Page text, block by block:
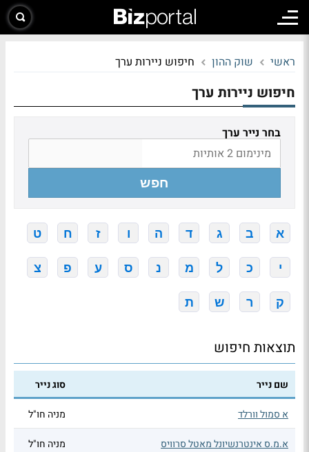
ראשי שוק ההון חיפוש ניירות ערך
חיפוש ניירות ערך
בחר נייר ערך
חפש
א ב ג ד ה ו ז ח ט
י כ ל מ נ ס ע פ צ
ק ר ש ת
תוצאות חיפוש
שם נייר סוג נייר
א סמול וורלד מניה חו"ל
א.מ.ס אינטרנשיונל מאטל סרוויס מניה חו"ל